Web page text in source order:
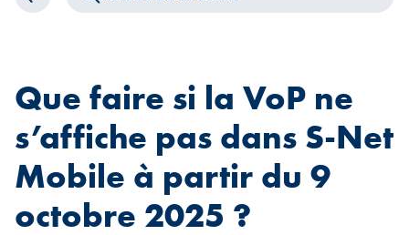
Retour
Que faire si la VoP ne
s’affiche pas dans S-Net
Mobile à partir du 9
octobre 2025 ?